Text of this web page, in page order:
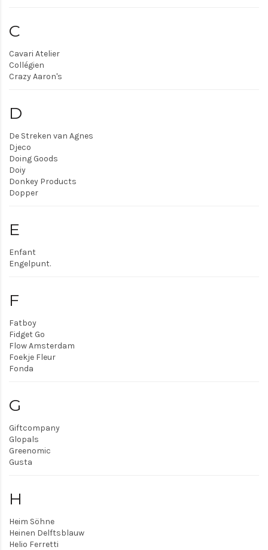
C
Cavari Atelier
Collégien
Crazy Aaron's
D
De Streken van Agnes
Djeco
Doing Goods
Doiy
Donkey Products
Dopper
E
Enfant
Engelpunt.
F
Fatboy
Fidget Go
Flow Amsterdam
Foekje Fleur
Fonda
G
Giftcompany
Glopals
Greenomic
Gusta
H
Heim Söhne
Heinen Delftsblauw
Helio Ferretti